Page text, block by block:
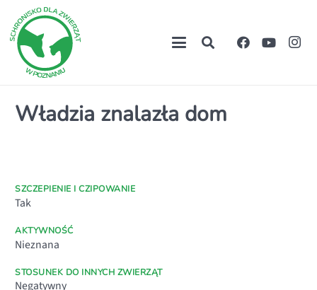
Władzia znalazła dom
SZCZEPIENIE I CZIPOWANIE
Tak
AKTYWNOŚĆ
Nieznana
STOSUNEK DO INNYCH ZWIERZĄT
Negatywny